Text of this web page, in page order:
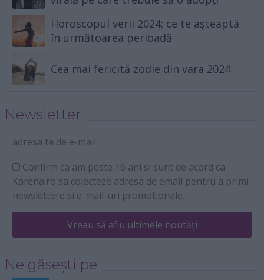
Horoscopul verii 2024: ce te așteaptă
în următoarea perioadă
Cea mai fericită zodie din vara 2024
Newsletter
adresa ta de e-mail
Confirm ca am peste 16 ani si sunt de acord ca
Karena.ro sa colecteze adresa de email pentru a primi
newslettere si e-mail-uri promotionale.
Vreau să aflu ultimele noutăți
Ne găsești pe